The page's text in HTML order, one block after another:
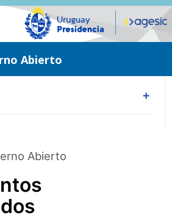
Abierto
+
Abierto